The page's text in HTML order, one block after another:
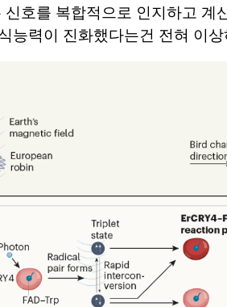
호를 복합적으로 인지하고 계
능력이 진화했다는건 전혀 이